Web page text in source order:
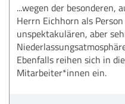
...wegen der besonderen,
Herrn Eichhorn als
unspektakulären, aber
Ebenfalls reihen sich in
Mitarbeiter*innen ein.